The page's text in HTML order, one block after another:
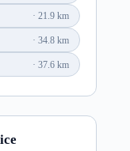
21.9 km
34.8 km
37.6 km